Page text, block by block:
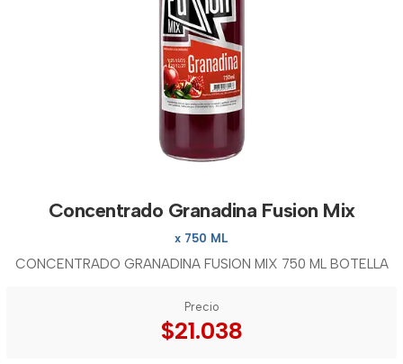
Concentrado Granadina Fusion Mix
x 750 ML
CONCENTRADO GRANADINA FUSION MIX 750 ML BOTELLA
Precio
$21.038